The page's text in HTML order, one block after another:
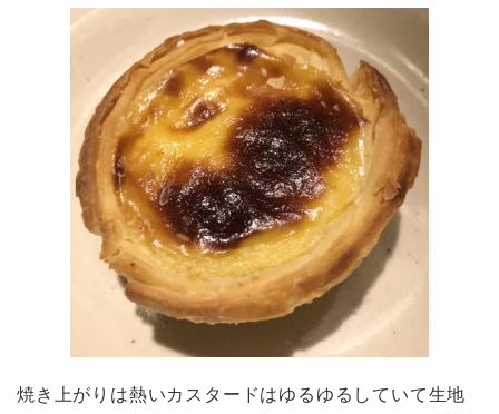
焼き上がりは熱いカスタードはゆるゆるしていて生地